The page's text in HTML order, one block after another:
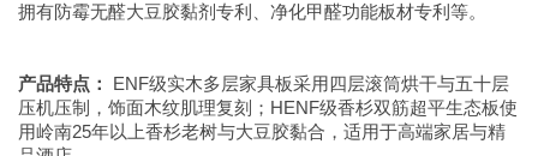
拥有防霉无醛大豆胶黏剂专利、净化甲醛功能板材专利等。
产品特点：
ENF级实木多层家具板采用四层滚筒烘干与五十层
压机压制，饰面木纹肌理复刻；HENF级香杉双筋超平生态板使
用岭南25年以上香杉老树与大豆胶黏合，适用于高端家居与精